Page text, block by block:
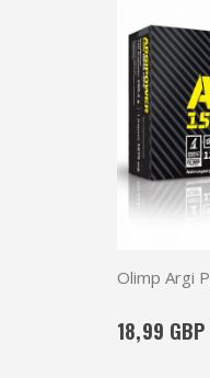
18,99 GBP